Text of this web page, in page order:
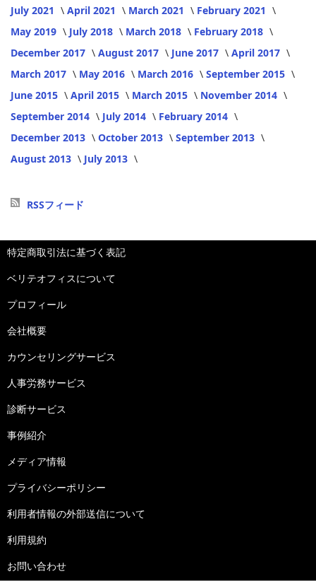
July 2021
April 2021 March 2021
February 2021
May 2019
July 2018 March 2018
February 2018
December 2017
August 2017 June 2017
April 2017
March 2017
May 2016 March 2016
September 2015
June 2015
April 2015 March 2015
November 2014
September 2014
July 2014
February 2014
December 2013
October 2013
September 2013
August 2013
July 2013
RSSフィード
特定商取引法に基づく表記
ベリテオフィスについて
プロフィール
会社概要
カウンセリングサービス
人事労務サービス
診断サービス
事例紹介
メディア情報
プライバシーポリシー
利用者情報の外部送信について
利用規約
お問い合わせ